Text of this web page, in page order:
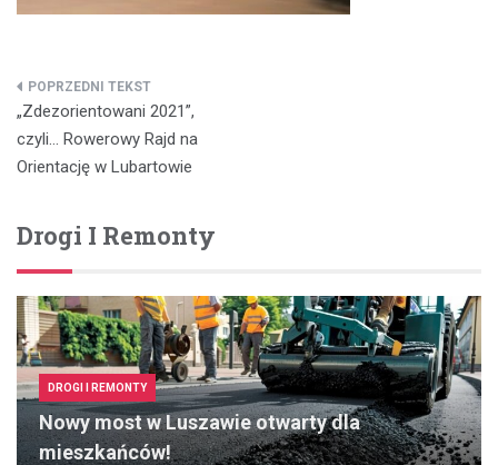
Nawigacja
wpisu
„Zdezorientowani 2021”,
czyli… Rowerowy Rajd na
Orientację w Lubartowie
Drogi I Remonty
DROGI I REMONTY
Nowy most w Luszawie otwarty dla
mieszkańców!